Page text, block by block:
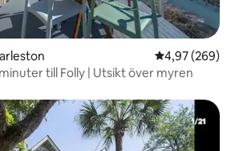
4,97 av 5 i
4,97 (269)
till Folly | Utsikt över myren